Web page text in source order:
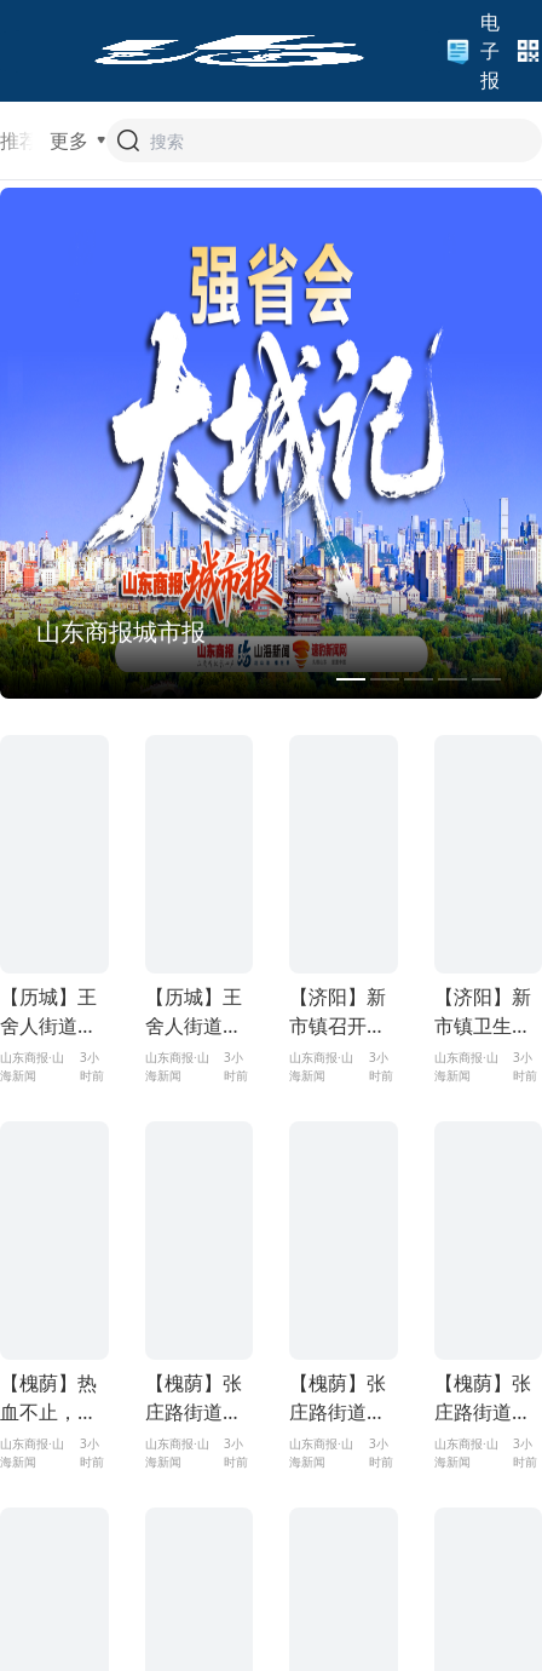
电
子
报
推荐 头条热评 专题山东
更多
山东商报城市报
【历城】王
舍人街道东
都社区开
展“门前五
山东商报·山
海新闻
3小
时前
【历城】王
舍人街道东
都社区常态
化开展垃圾
山东商报·山
海新闻
3小
时前
【济阳】新
市镇召开全
体机关干部
会议
山东商报·山
海新闻
3小
时前
【济阳】新
市镇卫生院
党支部走进
新市敬老院
山东商报·山
海新闻
3小
时前
【槐荫】热
血不止，拼
搏不息！张
庄路街道槐
山东商报·山
海新闻
3小
时前
【槐荫】张
庄路街道召
开2026年上
半年文体工
山东商报·山
海新闻
3小
时前
【槐荫】张
庄路街道召
开12345热
线工作专题
山东商报·山
海新闻
3小
时前
【槐荫】张
庄路街道西
棠里社区：
多彩活动点
山东商报·山
海新闻
3小
时前